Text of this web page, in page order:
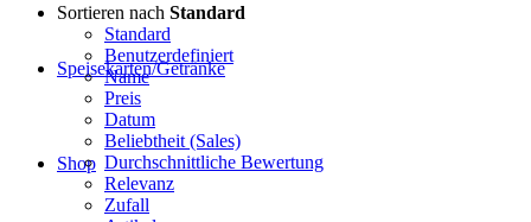
Speisekarten/Getränke
Shop
Sortieren nach Standard
Standard
Benutzerdefiniert
Name
Preis
Datum
Beliebtheit (Sales)
Durchschnittliche Bewertung
Relevanz
Zufall